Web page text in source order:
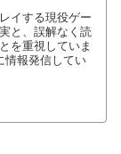
イする現役ゲー
と、誤解なく読
を重視していま
情報発信してい